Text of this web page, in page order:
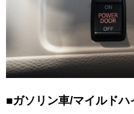
■ガソリン車/マイルド